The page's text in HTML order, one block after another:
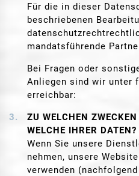
Für die in dieser
beschriebenen
mandatsführende
Bei Fragen oder
Anliegen sind wir unter
erreichbar:
ZU WELCHEN
WELCHE IHRER DATEN?
Wenn Sie unsere
nehmen, unsere Website
verwenden (nachfolgend